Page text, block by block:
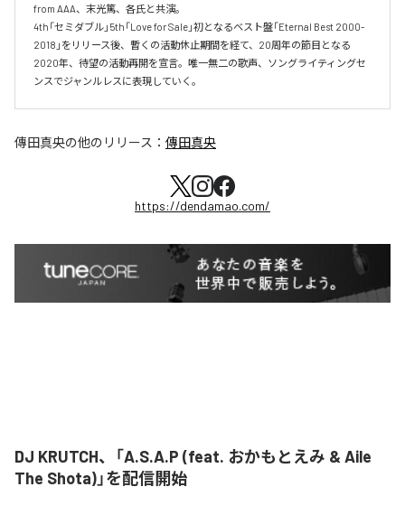
from AAA、末光篤、各氏と共演。
4th「セミダブル」5th「Love for Sale」初となるベスト盤「Eternal Best 2000-
2018」をリリース後、暫くの活動休止期間を経て、20周年の節目となる
2020年、待望の活動再開を宣言。唯一無二の歌声、ソングライティングセ
ンスでジャンルレスに表現していく。
傳田真央の他のリリース： 傳田真央
https://dendamao.com/
DJ KRUTCH、「A.S.A.P (feat. おかもとえみ & Aile
The Shota)」を配信開始